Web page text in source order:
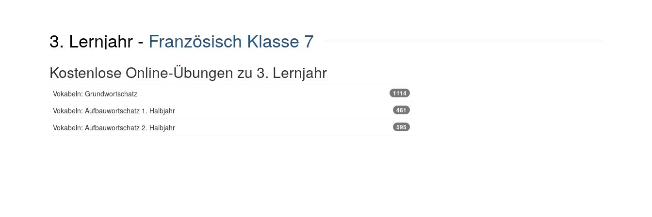
3. Lernjahr - Französisch Klasse 7
Kostenlose Online-Übungen zu 3. Lernjahr
Vokabeln: Grundwortschatz 1114
Vokabeln: Aufbauwortschatz 1. Halbjahr 461
Vokabeln: Aufbauwortschatz 2. Halbjahr 595